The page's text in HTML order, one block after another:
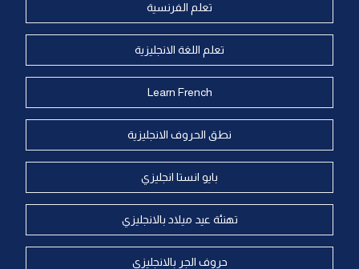
تعلم الفرنسية
تعلم اللغة الانجليزية
Learn French
نطق الحروف الانجليزية
بايو انستا انجليزي
تهنئة عيد ميلاد بالانجليزي
حروف الجر بالانجليزي